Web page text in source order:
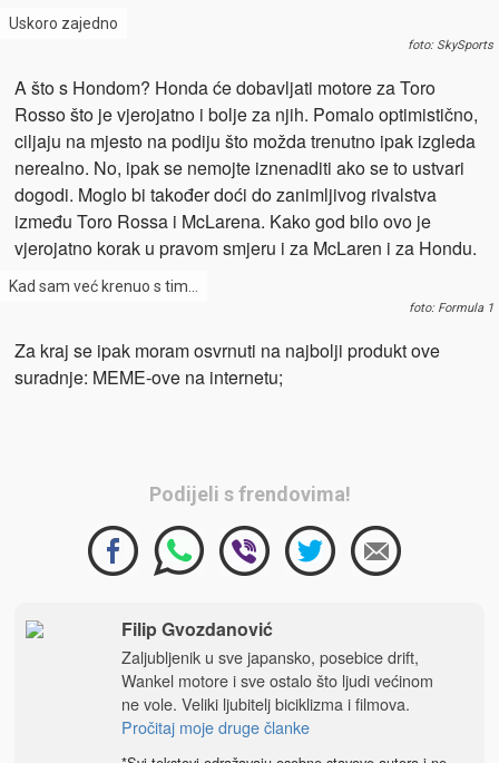
Uskoro zajedno
foto: SkySports
A što s Hondom? Honda će dobavljati motore za Toro
Rosso što je vjerojatno i bolje za njih. Pomalo optimistično,
ciljaju na mjesto na podiju što možda trenutno ipak izgleda
nerealno. No, ipak se nemojte iznenaditi ako se to ustvari
dogodi. Moglo bi također doći do zanimljivog rivalstva
između Toro Rossa i McLarena. Kako god bilo ovo je
vjerojatno korak u pravom smjeru i za McLaren i za Hondu.
Kad sam već krenuo s tim…
foto: Formula 1
Za kraj se ipak moram osvrnuti na najbolji produkt ove
suradnje: MEME-ove na internetu;
Podijeli s frendovima!
Filip Gvozdanović
Zaljubljenik u sve japansko, posebice drift,
Wankel motore i sve ostalo što ljudi većinom
ne vole. Veliki ljubitelj biciklizma i filmova.
Pročitaj moje druge članke